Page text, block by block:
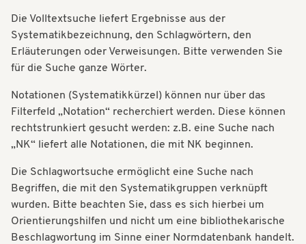
a
t
i
n
t
i
o
n
Die Volltextsuche liefert Ergebnisse aus der
Systematikbezeichnung, den Schlagwörtern, den
Erläuterungen oder Verweisungen. Bitte verwenden Sie
für die Suche ganze Wörter.
Notationen (Systematikkürzel) können nur über das
Filterfeld „Notation“ recherchiert werden. Diese können
rechtstrunkiert gesucht werden: z.B. eine Suche nach
„NK“ liefert alle Notationen, die mit NK beginnen.
Die Schlagwortsuche ermöglicht eine Suche nach
Begriffen, die mit den Systematikgruppen verknüpft
wurden. Bitte beachten Sie, dass es sich hierbei um
Orientierungshilfen und nicht um eine bibliothekarische
Beschlagwortung im Sinne einer Normdatenbank handelt.